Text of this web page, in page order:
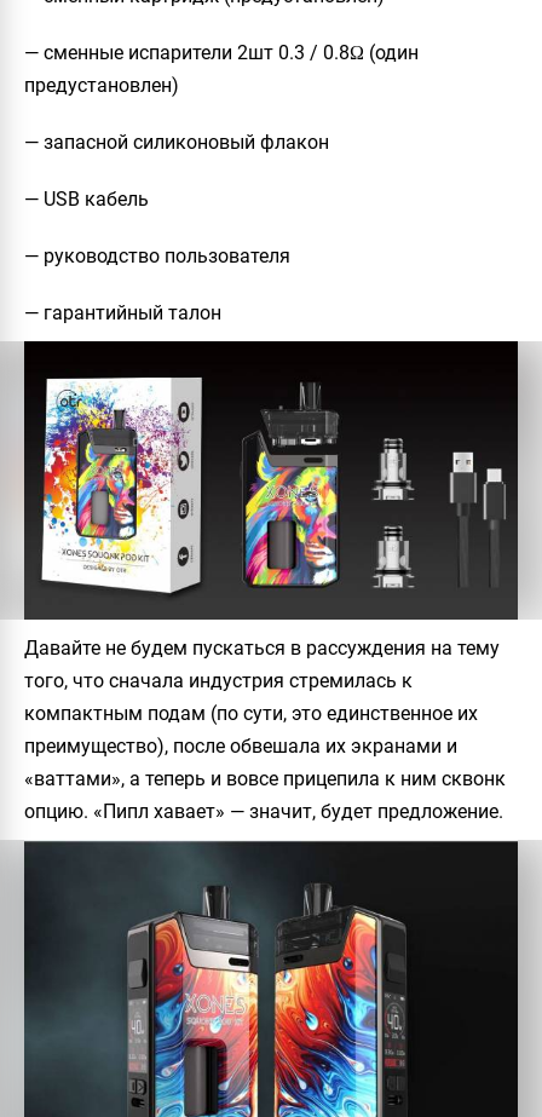
— сменные испарители 2шт 0.3 / 0.8Ω (один
предустановлен)
— запасной силиконовый флакон
— USB кабель
— руководство пользователя
— гарантийный талон
Давайте не будем пускаться в рассуждения на тему
того, что сначала индустрия стремилась к
компактным подам (по сути, это единственное их
преимущество), после обвешала их экранами и
«ваттами», а теперь и вовсе прицепила к ним сквонк
опцию. «Пипл хавает» — значит, будет предложение.